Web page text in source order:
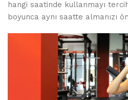
hangi saatinde kullanmayı
boyunca aynı saatte almanızı